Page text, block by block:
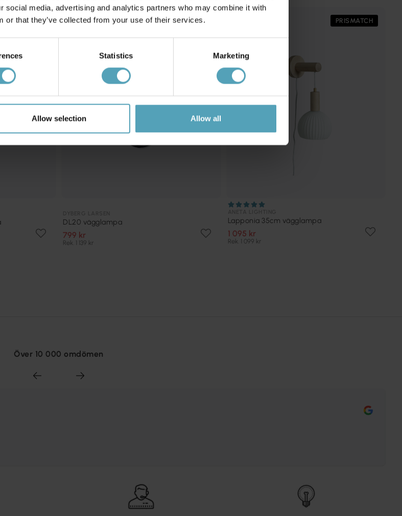
social media, advertising and analytics partners who may combine it with
or that they’ve collected from your use of their services.
Statistics Marketing
Allow selection Allow all
PRISMATCH PRISMATCH
DL20 vägglampa
799 kr
Rek. 1 139 kr
PRISMATCH
Lapponia 35cm vägglampa
1 095 kr
Rek. 1 099 kr
Över 10 000 omdömen